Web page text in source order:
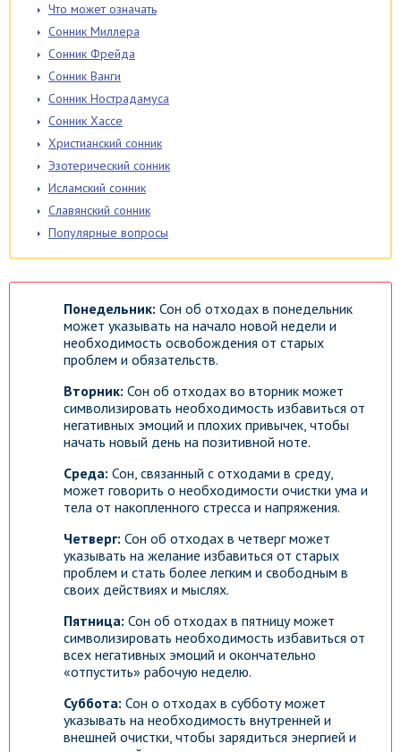
Что может означать
Сонник Миллера
Сонник Фрейда
Сонник Ванги
Сонник Нострадамуса
Сонник Хассе
Христианский сонник
Эзотерический сонник
Исламский сонник
Славянский сонник
Популярные вопросы
Понедельник: Сон об отходах в понедельник
может указывать на начало новой недели и
необходимость освобождения от старых
проблем и обязательств.
Вторник: Сон об отходах во вторник может
символизировать необходимость избавиться от
негативных эмоций и плохих привычек, чтобы
начать новый день на позитивной ноте.
Среда: Сон, связанный с отходами в среду,
может говорить о необходимости очистки ума и
тела от накопленного стресса и напряжения.
Четверг: Сон об отходах в четверг может
указывать на желание избавиться от старых
проблем и стать более легким и свободным в
своих действиях и мыслях.
Пятница: Сон об отходах в пятницу может
символизировать необходимость избавиться от
всех негативных эмоций и окончательно
«отпустить» рабочую неделю.
Суббота: Сон о отходах в субботу может
указывать на необходимость внутренней и
внешней очистки, чтобы зарядиться энергией и